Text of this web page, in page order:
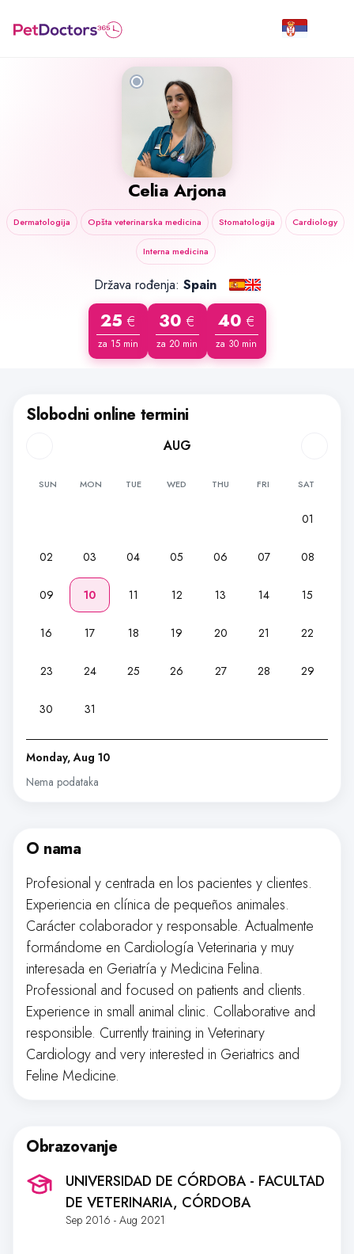
Celia Arjona
Dermatologija Opšta veterinarska medicina Stomatologija Cardiology
Interna medicina
Država rođenja: Spain
25 €
za 15 min
30 €
za 20 min
40 €
za 30 min
Slobodni online termini
AUG
SUN MON TUE WED THU FRI SAT
01
02 03 04 05 06 07 08
09 10 11 12 13 14 15
16 17 18 19 20 21 22
23 24 25 26 27 28 29
30 31
Monday, Aug 10
Nema podataka
O nama
Profesional y centrada en los pacientes y clientes.
Experiencia en clínica de pequeños animales.
Carácter colaborador y responsable. Actualmente
formándome en Cardiología Veterinaria y muy
interesada en Geriatría y Medicina Felina.
Professional and focused on patients and clients.
Experience in small animal clinic. Collaborative and
responsible. Currently training in Veterinary
Cardiology and very interested in Geriatrics and
Feline Medicine.
Obrazovanje
UNIVERSIDAD DE CÓRDOBA - FACULTAD
DE VETERINARIA, CÓRDOBA
Sep 2016 - Aug 2021